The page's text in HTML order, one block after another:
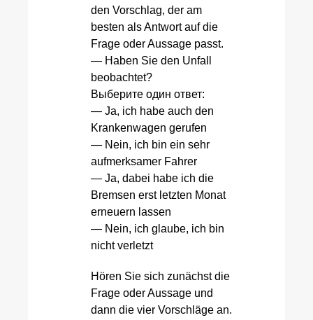
den Vorschlag, der am
besten als Antwort auf die
Frage oder Aussage passt.
— Haben Sie den Unfall
beobachtet?
Выберите один ответ:
— Ja, ich habe auch den
Krankenwagen gerufen
— Nein, ich bin ein sehr
aufmerksamer Fahrer
— Ja, dabei habe ich die
Bremsen erst letzten Monat
erneuern lassen
— Nein, ich glaube, ich bin
nicht verletzt
Hören Sie sich zunächst die
Frage oder Aussage und
dann die vier Vorschläge an.